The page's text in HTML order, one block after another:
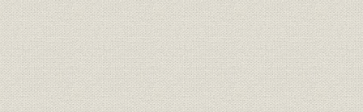
飯島体制の発足と黒字達成
4局組織に
6. テレビ時代の幕開け
正力構想の波紋